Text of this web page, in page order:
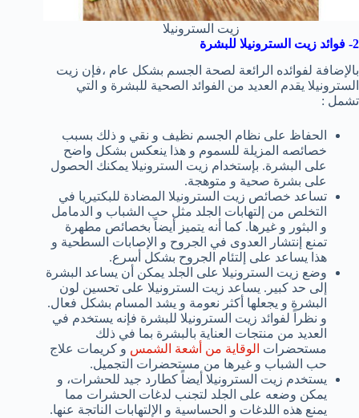
زيت السترونيلا
2- فوائد زيت السترونيلا للبشرة
بالإضافة لفوائده الرائعة لصحة الجسم بشكل عام ،فإن زيت
السترونيلا يقدم العديد من الفوائد الصحية للبشرة و التي
تشمل :
الحفاظ على نظام الجسم نظيف و نقي و ذلك بسبب
خصائصه المزيلة للسموم و هذا ينعكس بشكل واضح
على البشرة. بإستخدام زيت السترونيلا يمكنك الحصول
على بشرة صحية و متوهجة.
تساعد خصائص زيت السترونيلا المضادة للبكتيريا في
التخلص من إلتهابات الجلد مثل حب الشباب و الدمامل
و البثور و غيرها. كما أنه يتميز أيضاً بخصائص مطهرة
تمنع إنتشار العدوى في الجروح و الإصابات السطحية و
هذا يساعد على إلتئام الجروح بشكل أسرع.
وضع زيت السترونيلا على الجلد يمكن أن يساعد البشرة
إلى حد كبير. يساعد زيت السترونيلا على تحسين لون
البشرة و يجعلها أكثر نعومة و يشد المسام بشكل فعال.
و نظراً لفوائد زيت السترونيلا للبشرة فإنه يستخدم في
العديد من منتجات العناية بالبشرة بما في ذلك
مستحضرات الوقاية من أشعة الشمس و كريمات علاج
حب الشباب و غيرها من مستحضرات التجميل.
يستخدم زيت السترونيلا أيضاً كطارد جيد للحشرات، و
يمكن وضعه على الجلد لتجنب لدغات الحشرات مما
يمنع هذه اللدغات و الحساسية و الإلتهابات الناتجة عنها.